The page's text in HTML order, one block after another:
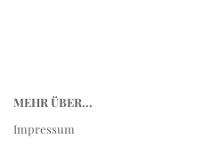
MEHR ÜBER...
Impressum